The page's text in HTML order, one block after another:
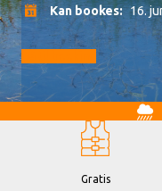
Kan bookes: 16.
Gratis